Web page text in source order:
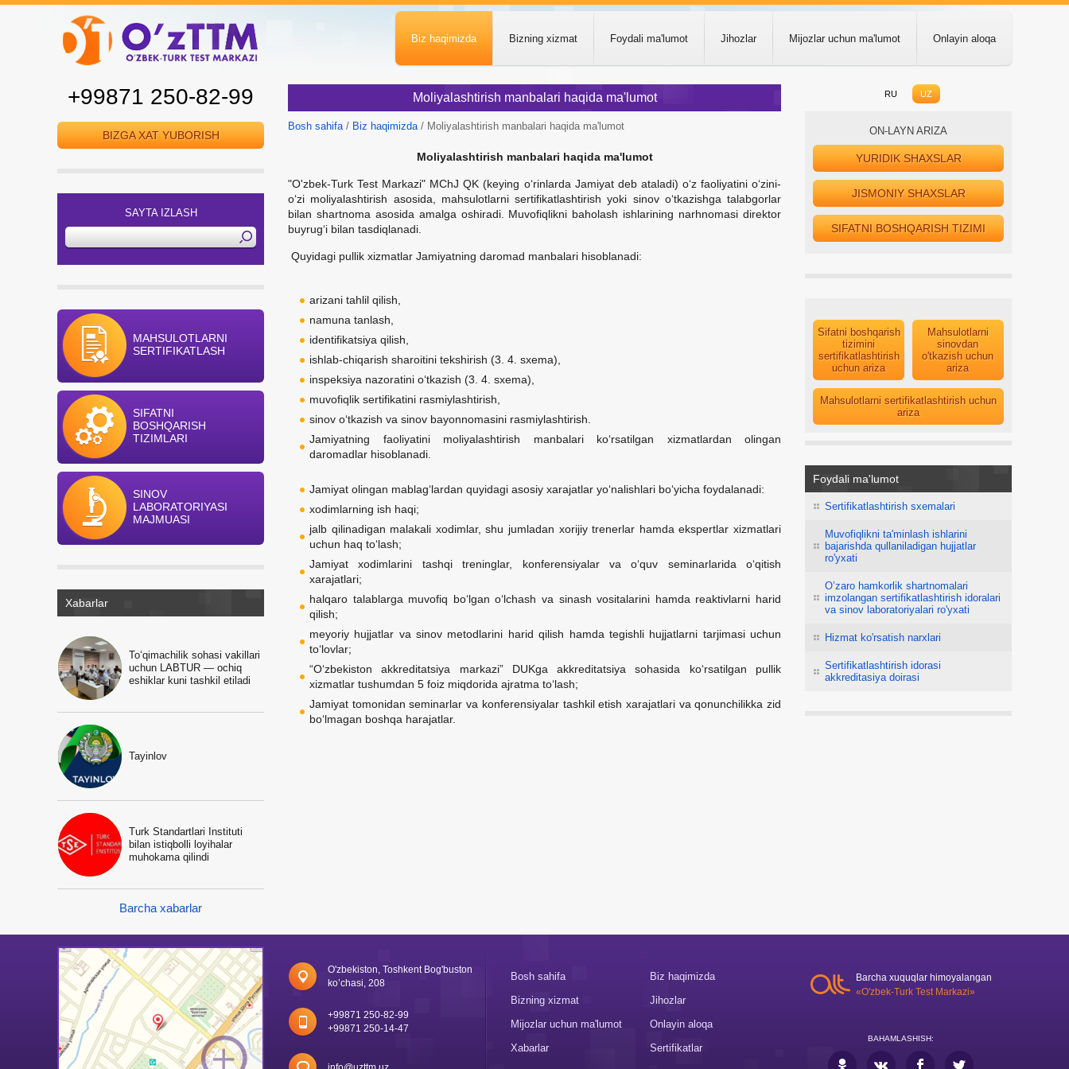
Biz haqimizda Bizning xizmat Foydali ma'lumot Jihozlar Mijozlar uchun ma'lumot Onlayin aloqa
+99871 250-82-99
BIZGA XAT YUBORISH
SAYTA IZLASH
MAHSULOTLARNI
SERTIFIKATLASH
SIFATNI
BOSHQARISH
TIZIMLARI
SINOV
LABORATORIYASI
MAJMUASI
Xabarlar
To‘qimachilik sohasi vakillari
uchun LABTUR — ochiq
eshiklar kuni tashkil etiladi
Tayinlov
Turk Standartlari Instituti
bilan istiqbolli loyihalar
muhokama qilindi
Barcha xabarlar
Moliyalashtirish manbalari haqida ma'lumot
Bosh sahifa/ Biz haqimizda/ Moliyalashtirish manbalari haqida ma'lumot
Moliyalashtirish manbalari haqida ma'lumot
"O'zbek-Turk Test Markazi" MChJ QK (keying o‘rinlarda Jamiyat deb ataladi) o‘z faoliyatini o‘zini-
o‘zi moliyalashtirish asosida, mahsulotlarni sertifikatlashtirish yoki sinov o‘tkazishga talabgorlar
bilan shartnoma asosida amalga oshiradi. Muvofiqlikni baholash ishlarining narhnomasi direktor
buyrug‘i bilan tasdiqlanadi.
Quyidagi pullik xizmatlar Jamiyatning daromad manbalari hisoblanadi:
arizani tahlil qilish,
namuna tanlash,
identifikatsiya qilish,
ishlab-chiqarish sharoitini tekshirish (3. 4. sxema),
inspeksiya nazoratini o‘tkazish (3. 4. sxema),
muvofiqlik sertifikatini rasmiylashtirish,
sinov o‘tkazish va sinov bayonnomasini rasmiylashtirish.
Jamiyatning faoliyatini moliyalashtirish manbalari ko‘rsatilgan xizmatlardan olingan
daromadlar hisoblanadi.
Jamiyat olingan mablag‘lardan quyidagi asosiy xarajatlar yo‘nalishlari bo‘yicha foydalanadi:
xodimlarning ish haqi;
jalb qilinadigan malakali xodimlar, shu jumladan xorijiy trenerlar hamda ekspertlar xizmatlari
uchun haq to‘lash;
Jamiyat xodimlarini tashqi treninglar, konferensiyalar va o‘quv seminarlarida o‘qitish
xarajatlari;
halqaro talablarga muvofiq bo‘lgan o‘lchash va sinash vositalarini hamda reaktivlarni harid
qilish;
meyoriy hujjatlar va sinov metodlarini harid qilish hamda tegishli hujjatlarni tarjimasi uchun
to‘lovlar;
“O‘zbekiston akkreditatsiya markazi” DUKga akkreditatsiya sohasida ko‘rsatilgan pullik
xizmatlar tushumdan 5 foiz miqdorida ajratma toʻlash;
Jamiyat tomonidan seminarlar va konferensiyalar tashkil etish xarajatlari va qonunchilikka zid
bo‘lmagan boshqa harajatlar.
RU UZ
ON-LAYN ARIZA
YURIDIK SHAXSLAR
JISMONIY SHAXSLAR
SIFATNI BOSHQARISH TIZIMI
Mahsulotlarni
sinovdan
o'tkazish uchun
ariza
Sifatni boshqarish
tizimini
sertifikatlashtirish
uchun ariza
Mahsulotlarni sertifikatlashtirish uchun
ariza
Foydali ma'lumot
Sertifikatlashtirish sxemalari
Muvofiqlikni ta'minlash ishlarini
bajarishda qullaniladigan hujjatlar
ro'yxati
O’zaro hamkorlik shartnomalari
imzolangan sertifikatlashtirish idoralari
va sinov laboratoriyalari ro'yxati
Hizmat ko'rsatish narxlari
Sertifikatlashtirish idorasi
akkreditasiya doirasi
O'zbekiston, Toshkent Bog'buston
ko’chasi, 208
+99871 250-82-99
+99871 250-14-47
Bosh sahifa
Biz haqimizda
Bizning xizmat
Jihozlar
Mijozlar uchun ma'lumot
Onlayin aloqa
Xabarlar
Sertifikatlar
Barcha xuquqlar himoyalangan
«O'zbek-Turk Test Markazi»
BAHAMLASHISH: